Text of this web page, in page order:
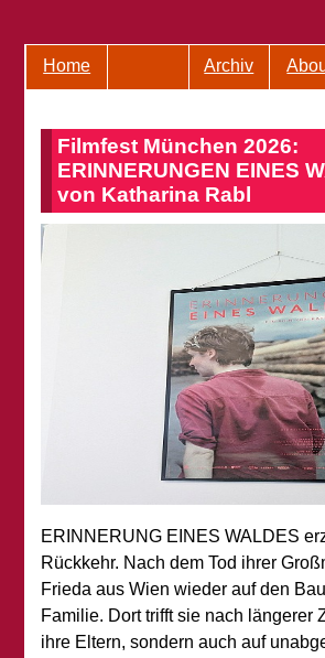
Home Archiv
Filmfest München 2026:
ERINNERUNGEN EINES
von Katharina Rabl
ERINNERUNG EINES WALDES
Rückkehr. Nach dem Tod ihrer
Frieda aus Wien wieder auf den
Familie. Dort trifft sie nach längerer
ihre Eltern, sondern auch auf